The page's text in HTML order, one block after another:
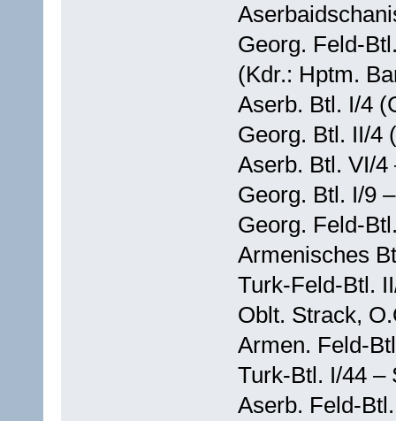
Georg. Feld-
(Kdr.: Hptm.
Aserb. Btl. I/4
Georg. Btl. II/4
Aserb. Btl. VI/4
Georg. Btl. I/9
Georg. Feld-
Armenisches
Turk-Feld-Btl.
Oblt. Strack,
Armen. Feld-
Turk-Btl. I/44 –
Aserb. Feld-